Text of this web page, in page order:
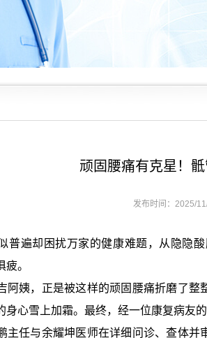
顽固腰痛有克星！
发布时间： 2025/
普遍却困扰万家的健康难题，从隐隐
。
阿姨，正是被这样的顽固腰痛折磨了
身心雪上加霜。最终，经一位康复病友
主任与余耀坤医师在详细问诊、查体